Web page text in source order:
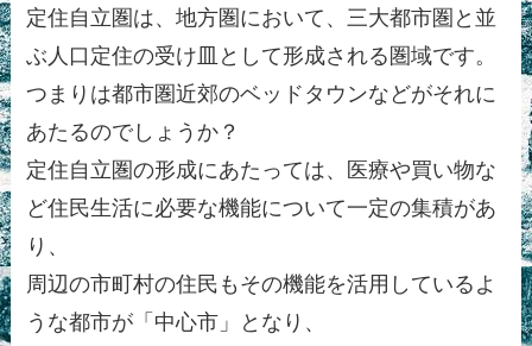
定住自立圏は、地方圏において、三大都市圏と並
ぶ人口定住の受け皿として形成される圏域です。
つまりは都市圏近郊のベッドタウンなどがそれに
あたるのでしょうか？
定住自立圏の形成にあたっては、医療や買い物な
ど住民生活に必要な機能について一定の集積があ
り、
周辺の市町村の住民もその機能を活用しているよ
うな都市が「中心市」となり、